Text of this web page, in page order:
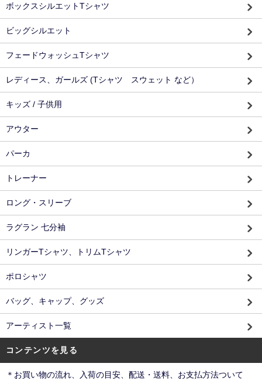
ボックスシルエットTシャツ
ビッグシルエット
フェードウォッシュTシャツ
レディース、ガールズ (Tシャツ スウェット など）
キッズ / 子供用
アウター
パーカ
トレーナー
ロング・スリーブ
ラグラン 七分袖
リンガーTシャツ、トリムTシャツ
ポロシャツ
バッグ、キャップ、グッズ
アーティスト一覧
コンテンツを見る
＊お買い物の流れ、入荷の目安、配送・送料、お支払方法ついて